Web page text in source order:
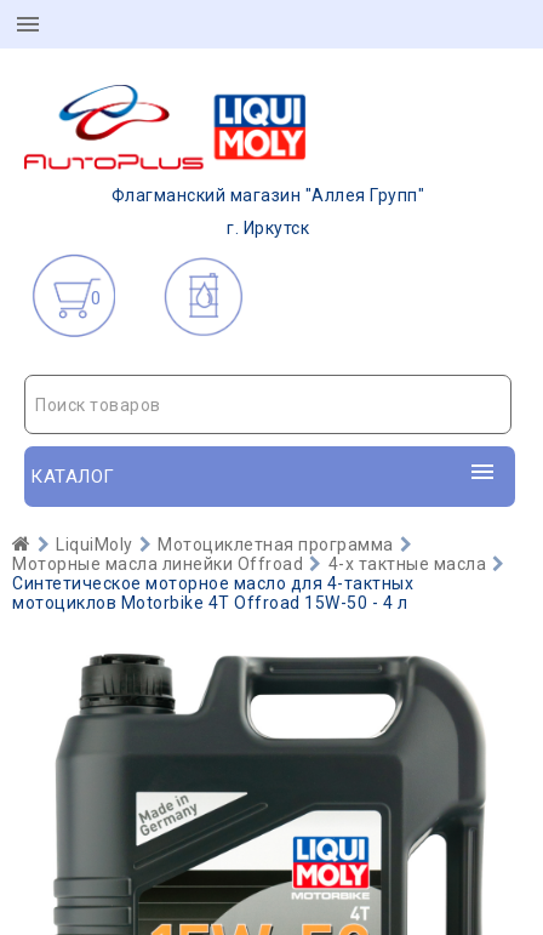
Флагманский магазин "Аллея Групп"
г. Иркутск
0
Поиск товаров
КАТАЛОГ
LiquiMoly
Мотоциклетная программа
Моторные масла линейки Offroad
4-х тактные масла
Синтетическое моторное масло для 4-тактных
мотоциклов Motorbike 4T Offroad 15W-50 - 4 л